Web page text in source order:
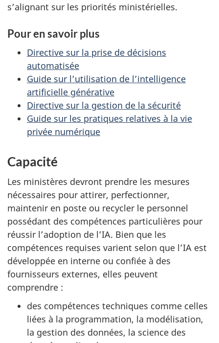
s’alignant sur les priorités ministérielles.
Pour en savoir plus
Directive sur la prise de décisions
automatisée
Guide sur l’utilisation de l’intelligence
artificielle générative
Directive sur la gestion de la sécurité
Guide sur les pratiques relatives à la vie
privée numérique
Capacité
Les ministères devront prendre les mesures
nécessaires pour attirer, perfectionner,
maintenir en poste ou recycler le personnel
possédant des compétences particulières pour
réussir l’adoption de l’IA. Bien que les
compétences requises varient selon que l’IA est
développée en interne ou confiée à des
fournisseurs externes, elles peuvent
comprendre :
des compétences techniques comme celles
liées à la programmation, la modélisation,
la gestion des données, la science des